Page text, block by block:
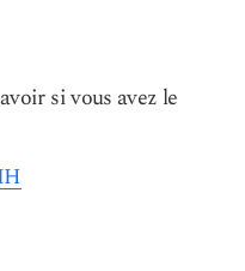
si vous avez le